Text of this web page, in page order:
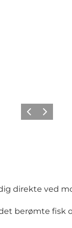
ForrigeNæste
direkte ved
berømte fisk